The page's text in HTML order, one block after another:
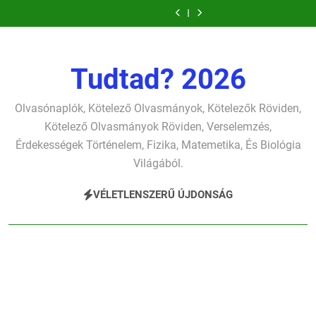
a
szavai
verselemzés
verselemzés
szonettje
verselemzés
fársáng
búcsúzó
szavai
Dugonics
oszlopa
verselemzés
Tudtad? 2026
Olvasónaplók, Kötelező Olvasmányok, Kötelezők Röviden,
Kötelező Olvasmányok Röviden, Verselemzés,
Érdekességek Történelem, Fizika, Matemetika, És Biológia
Világából.
VÉLETLENSZERŰ ÚJDONSÁG